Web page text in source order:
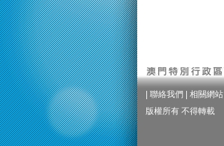
聯絡我們 相關網站
版權所有 不得轉載